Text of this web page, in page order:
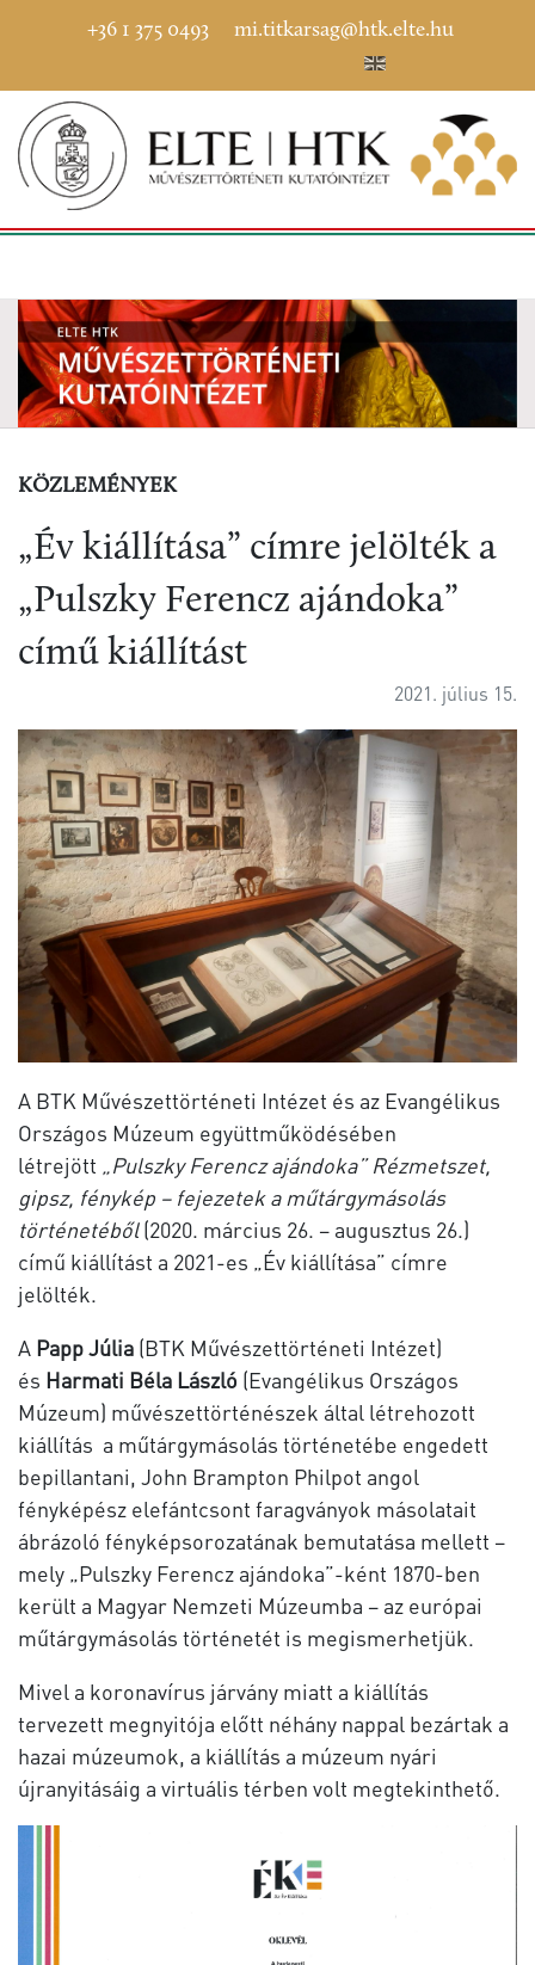
+36 1 375 0493 mi.titkarsag@htk.elte.hu
KÖZLEMÉNYEK
„Év kiállítása” címre jelölték a
„Pulszky Ferencz ajándoka”
című kiállítást
2021. július 15.
A BTK Művészettörténeti Intézet és az Evangélikus
Országos Múzeum együttműködésében
létrejött „Pulszky Ferencz ajándoka” Rézmetszet,
gipsz, fénykép – fejezetek a műtárgymásolás
történetéből(2020. március 26. – augusztus 26.)
című kiállítást a 2021-es „Év kiállítása” címre
jelölték.
A Papp Júlia (BTK Művészettörténeti Intézet)
és Harmati Béla László (Evangélikus Országos
Múzeum) művészettörténészek által létrehozott
kiállítás a műtárgymásolás történetébe engedett
bepillantani, John Brampton Philpot angol
fényképész elefántcsont faragványok másolatait
ábrázoló fényképsorozatának bemutatása mellett –
mely „Pulszky Ferencz ajándoka”-ként 1870-ben
került a Magyar Nemzeti Múzeumba – az európai
műtárgymásolás történetét is megismerhetjük.
Mivel a koronavírus járvány miatt a kiállítás
tervezett megnyitója előtt néhány nappal bezártak a
hazai múzeumok, a kiállítás a múzeum nyári
újranyitásáig a virtuális térben volt megtekinthető.